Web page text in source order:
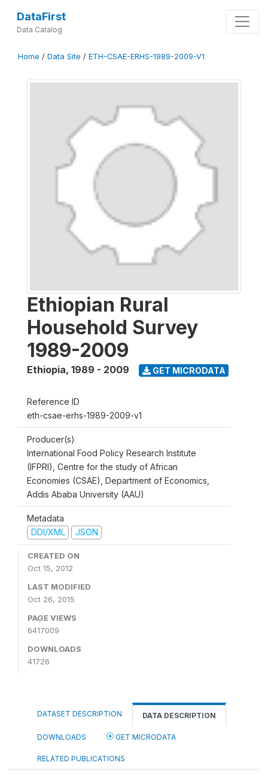
DataFirst
Data Catalog
Home / Data Site / ETH-CSAE-ERHS-1989-2009-V1
Ethiopian Rural
Household Survey
1989-2009
Ethiopia, 1989 - 2009 GET MICRODATA
Reference ID
eth-csae-erhs-1989-2009-v1
Producer(s)
International Food Policy Research Institute
(IFPRI), Centre for the study of African
Economies (CSAE), Department of Economics,
Addis Ababa University (AAU)
Metadata
DDI/XML
JSON
CREATED ON
Oct 15, 2012
LAST MODIFIED
Oct 26, 2015
PAGE VIEWS
6417009
DOWNLOADS
41726
DATASET DESCRIPTION DATA DESCRIPTION
DOWNLOADS GET MICRODATA
RELATED PUBLICATIONS